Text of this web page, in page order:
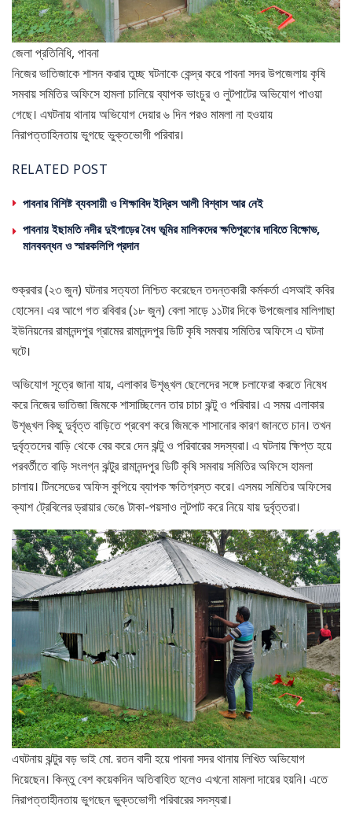
জেলা প্রতিনিধি, পাবনা
নিজের ভাতিজাকে শাসন করার তুচ্ছ ঘটনাকে কেন্দ্র করে পাবনা সদর উপজেলায় কৃষি
সমবায় সমিতির অফিসে হামলা চালিয়ে ব্যাপক ভাংচুর ও লুটপাটের অভিযোগ পাওয়া
গেছে। এঘটনায় থানায় অভিযোগ দেয়ার ৬ দিন পরও মামলা না হওয়ায়
নিরাপত্তাহিনতায় ভুগছে ভুক্তভোগী পরিবার।
RELATED POST
পাবনার বিশিষ্ট ব্যবসায়ী ও শিক্ষাবিদ ইদ্রিস আলী বিশ্বাস আর নেই
পাবনায় ইছামতি নদীর দুইপাড়ের বৈধ ভূমির মালিকদের ক্ষতিপূরণের দাবিতে বিক্ষোভ,
মানববন্ধন ও স্মারকলিপি প্রদান
শুক্রবার (২৩ জুন) ঘটনার সত্যতা নিশ্চিত করেছেন তদন্তকারী কর্মকর্তা এসআই কবির
হোসেন। এর আগে গত রবিবার (১৮ জুন) বেলা সাড়ে ১১টার দিকে উপজেলার মালিগাছা
ইউনিয়নের রামানন্দপুর গ্রামের রামানন্দপুর ডিটি কৃষি সমবায় সমিতির অফিসে এ ঘটনা
ঘটে।
অভিযোগ সূত্রে জানা যায়, এলাকার উশৃঙ্খল ছেলেদের সঙ্গে চলাফেরা করতে নিষেধ
করে নিজের ভাতিজা জিমকে শাসাচ্ছিলেন তার চাচা ঝন্টু ও পরিবার। এ সময় এলাকার
উশৃঙ্খল কিছু দুর্বৃত্ত বাড়িতে প্রবেশ করে জিমকে শাসানোর কারণ জানতে চান। তখন
দুর্বৃত্তদের বাড়ি থেকে বের করে দেন ঝন্টু ও পরিবারের সদস্যরা। এ ঘটনায় ক্ষিপ্ত হয়ে
পরবর্তীতে বাড়ি সংলগ্ন ঝন্টুর রামানন্দপুর ডিটি কৃষি সমবায় সমিতির অফিসে হামলা
চালায়। টিনসেডের অফিস কুপিয়ে ব্যাপক ক্ষতিগ্রস্ত করে। এসময় সমিতির অফিসের
ক্যাশ ট্রেবিলের ড্রায়ার ভেঙে টাকা-পয়সাও লুটপাট করে নিয়ে যায় দুর্বৃত্তরা।
এঘটনায় ঝন্টুর বড় ভাই মো. রতন বাদী হয়ে পাবনা সদর থানায় লিখিত অভিযোগ
দিয়েছেন। কিন্তু বেশ কয়েকদিন অতিবাহিত হলেও এখনো মামলা দায়ের হয়নি। এতে
নিরাপত্তাহীনতায় ভুগছেন ভুক্তভোগী পরিবারের সদস্যরা।